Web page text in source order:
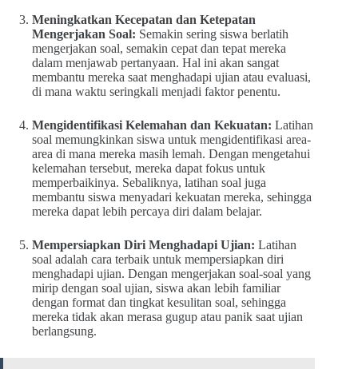
Meningkatkan Kecepatan dan Ketepatan
Mengerjakan Soal: Semakin sering siswa berlatih
mengerjakan soal, semakin cepat dan tepat mereka
dalam menjawab pertanyaan. Hal ini akan sangat
membantu mereka saat menghadapi ujian atau evaluasi,
di mana waktu seringkali menjadi faktor penentu.
Mengidentifikasi Kelemahan dan Kekuatan: Latihan
soal memungkinkan siswa untuk mengidentifikasi area-
area di mana mereka masih lemah. Dengan mengetahui
kelemahan tersebut, mereka dapat fokus untuk
memperbaikinya. Sebaliknya, latihan soal juga
membantu siswa menyadari kekuatan mereka, sehingga
mereka dapat lebih percaya diri dalam belajar.
Mempersiapkan Diri Menghadapi Ujian: Latihan
soal adalah cara terbaik untuk mempersiapkan diri
menghadapi ujian. Dengan mengerjakan soal-soal yang
mirip dengan soal ujian, siswa akan lebih familiar
dengan format dan tingkat kesulitan soal, sehingga
mereka tidak akan merasa gugup atau panik saat ujian
berlangsung.